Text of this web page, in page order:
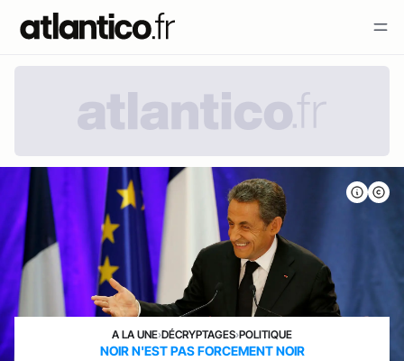
A LA UNE›DÉCRYPTAGES›POLITIQUE
NOIR N'EST PAS FORCEMENT NOIR